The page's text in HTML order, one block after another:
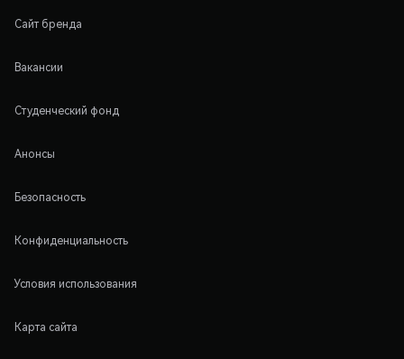
Сайт бренда
Вакансии
Студенческий фонд
Анонсы
Безопасность
Конфиденциальность
Условия использования
Карта сайта